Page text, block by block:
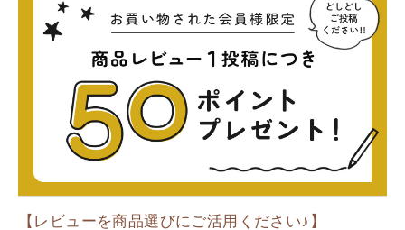
【レビューを商品選びにご活用ください♪】